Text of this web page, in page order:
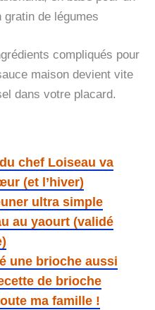
de légumes
compliqués pour
maison devient vite
dans votre placard.
chef Loiseau va
(et l’hiver)
ultra simple
au yaourt (validé
une brioche aussi
de brioche
ma famille !